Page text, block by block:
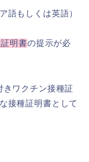
語もしくは英語）
明書の提示が必
ワクチン接種証
接種証明書として